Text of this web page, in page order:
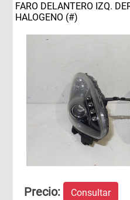
FARO DELANTERO IZQ.
HALOGENO (#)
Precio: Consultar